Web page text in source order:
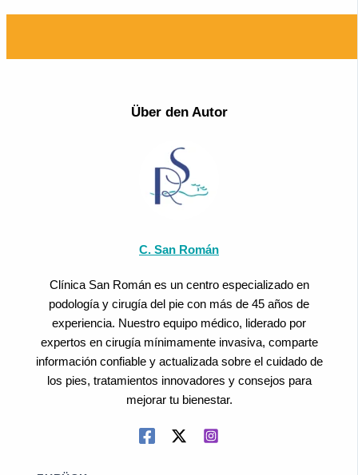
Über den Autor
C. San Román
Clínica San Román es un centro especializado en
podología y cirugía del pie con más de 45 años de
experiencia. Nuestro equipo médico, liderado por
expertos en cirugía mínimamente invasiva, comparte
información confiable y actualizada sobre el cuidado de
los pies, tratamientos innovadores y consejos para
mejorar tu bienestar.